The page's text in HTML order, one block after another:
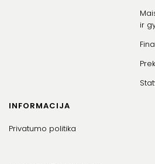
ir
INFORMACIJA
Privatumo politika